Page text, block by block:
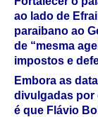
ao lado de
paraibano ao
de “mesma
impostos e
Embora as
divulgadas por
é que Flávio